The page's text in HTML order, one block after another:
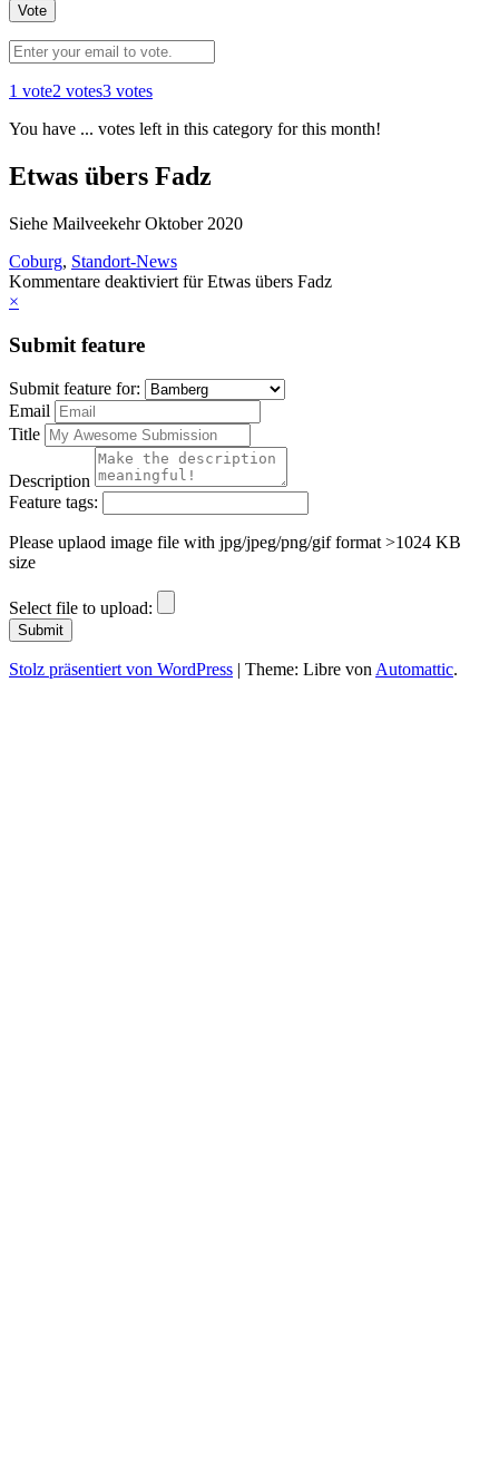
Vote
1 vote2 votes3 votes
You have ... votes left in this category for this month!
Etwas übers Fadz
Siehe Mailveekehr Oktober 2020
Coburg, Standort-News
Kommentare deaktiviert für Etwas übers Fadz
×
Submit feature
Submit feature for:
Email
Title
Description
Feature tags:
Please uplaod image file with jpg/jpeg/png/gif format >1024 KB
size
Select file to upload:
Stolz präsentiert von WordPress | Theme: Libre von Automattic.